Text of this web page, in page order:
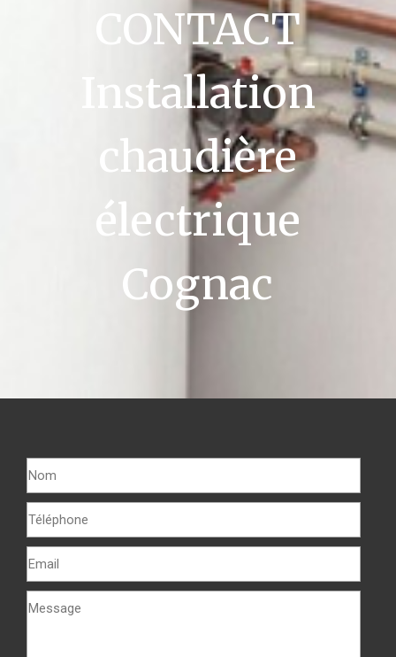
CONTACT
Installation
chaudière
électrique
Cognac